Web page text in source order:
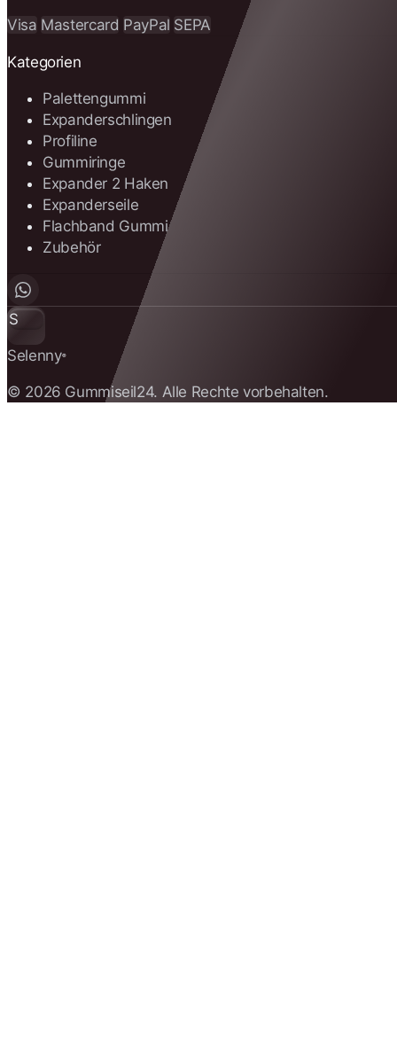
Visa Mastercard PayPal SEPA
Kategorien
Palettengummi
Expanderschlingen
Profiline
Gummiringe
Expander 2 Haken
Expanderseile
Flachband Gummi
Zubehör
S
Selenny®
© 2026 Gummiseil24. Alle Rechte vorbehalten.